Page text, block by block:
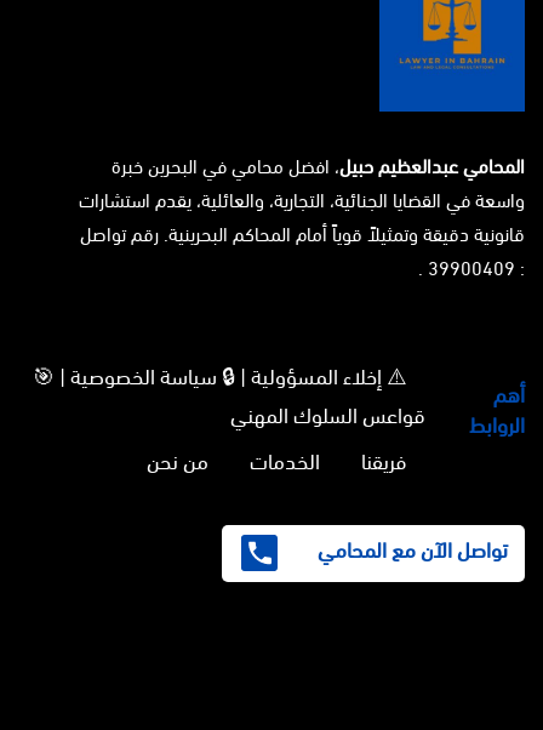
المحامي عبدالعظيم حبيل، افضل محامي في البحرين خبرة
واسعة في القضايا الجنائية، التجارية، والعائلية، يقدم استشارات
قانونية دقيقة وتمثيلاً قوياً أمام المحاكم البحرينية. رقم تواصل
: 39900409 .
أهم
الروابط
⚠️ إخلاء المسؤولية | 🔒 سياسة الخصوصية | 🎯
قواعس السلوك المهني
فريقنا
الخدمات من نحن
تواصل الآن مع المحامي